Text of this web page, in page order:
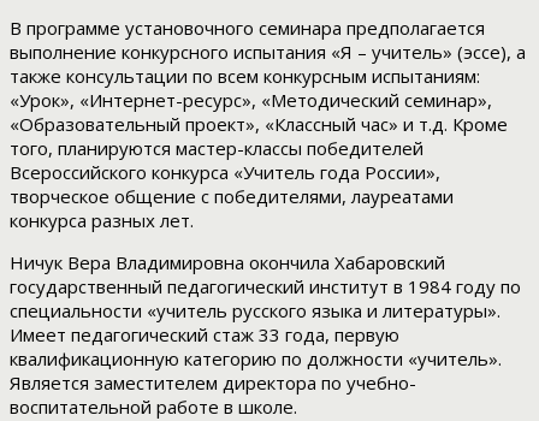
В программе установочного семинара предполагается
выполнение конкурсного испытания «Я – учитель» (эссе), а
также консультации по всем конкурсным испытаниям:
«Урок», «Интернет-ресурс», «Методический семинар»,
«Образовательный проект», «Классный час» и т.д. Кроме
того, планируются мастер-классы победителей
Всероссийского конкурса «Учитель года России»,
творческое общение с победителями, лауреатами
конкурса разных лет.
Ничук Вера Владимировна окончила Хабаровский
государственный педагогический институт в 1984 году по
специальности «учитель русского языка и литературы».
Имеет педагогический стаж 33 года, первую
квалификационную категорию по должности «учитель».
Является заместителем директора по учебно-
воспитательной работе в школе.